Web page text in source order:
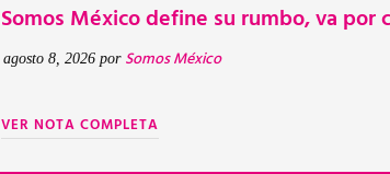
Somos México define su rumbo, va por
agosto 8, 2026 por Somos México
VER NOTA COMPLETA